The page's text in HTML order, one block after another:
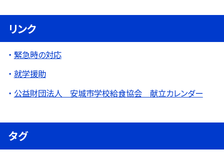
リンク
緊急時の対応
就学援助
公益財団法人 安城市学校給食協会 献立カレンダー
タグ